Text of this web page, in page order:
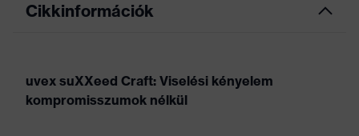
Cikkinformációk
uvex suXXeed Craft: Viselési kényelem
kompromisszumok nélkül